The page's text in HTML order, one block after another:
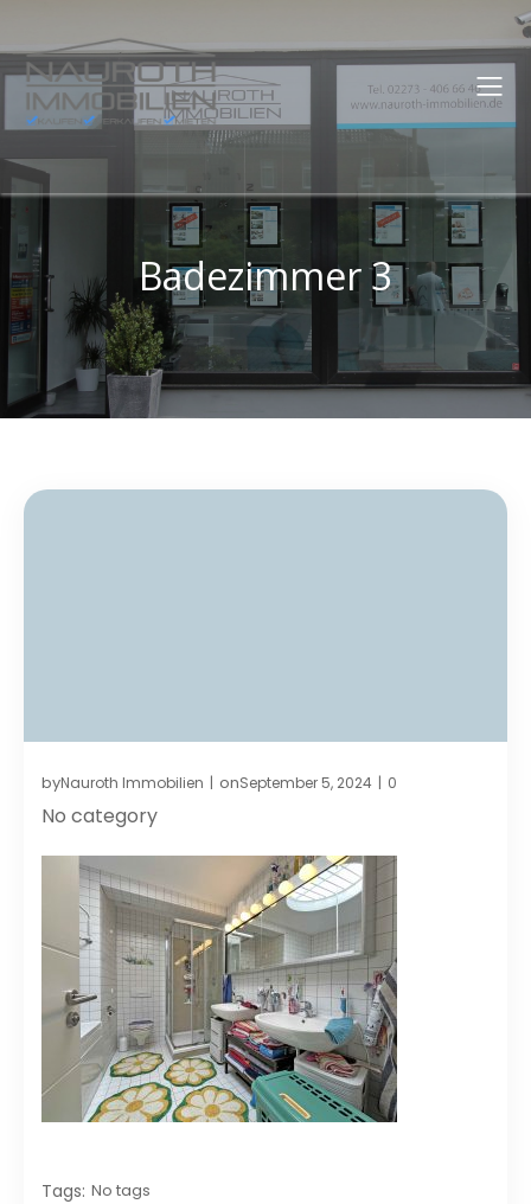
Badezimmer 3
byNauroth Immobilien | onSeptember 5, 2024 | 0
No category
Tags: No tags